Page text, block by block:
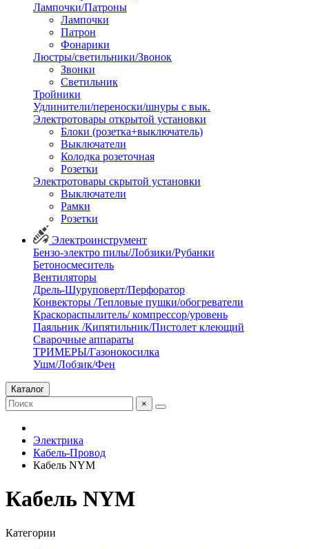
Лампочки/Патроны
Лампочки
Патрон
Фонарики
Люстры/светильники/Звонок
Звонки
Светильник
Тройники
Удлинители/переноски/шнуры с вык.
Электротовары открытой установки
Блоки (розетка+выключатель)
Выключатели
Колодка розеточная
Розетки
Электротовары скрытой установки
Выключатели
Рамки
Розетки
Электроинструмент
Бензо-электро пилы/Лобзики/Рубанки
Бетоносмеситель
Вентиляторы
Дрель-Шуруповерт/Перфоратор
Конвекторы /Тепловые пушки/обогреватели
Краскораспылитель/ компрессор/уровень
Паяльник /Кипятильник/Пистолет клеющий
Сварочные аппараты
ТРИМЕРЫ/Газонокосилка
Ушм/Лобзик/Фен
Каталог
×
Электрика
Кабель-Провод
Кабель NYM
Кабель NYM
Категории